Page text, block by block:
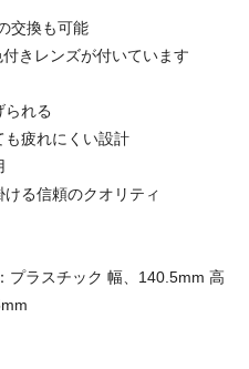
交換も可能
きレンズが付いています
られる
も疲れにくい設計
る信頼のクオリティ
プラスチック 幅、140.5mm 高